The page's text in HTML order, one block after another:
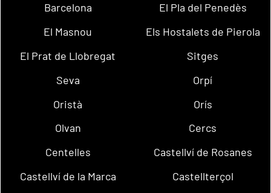
Barcelona
El Pla del Penedès
El Masnou
Els Hostalets de Pierola
El Prat de Llobregat
Sitges
Seva
Orpí
Oristà
Orís
Olvan
Cercs
Centelles
Castellví de Rosanes
Castellví de la Marca
Castellterçol